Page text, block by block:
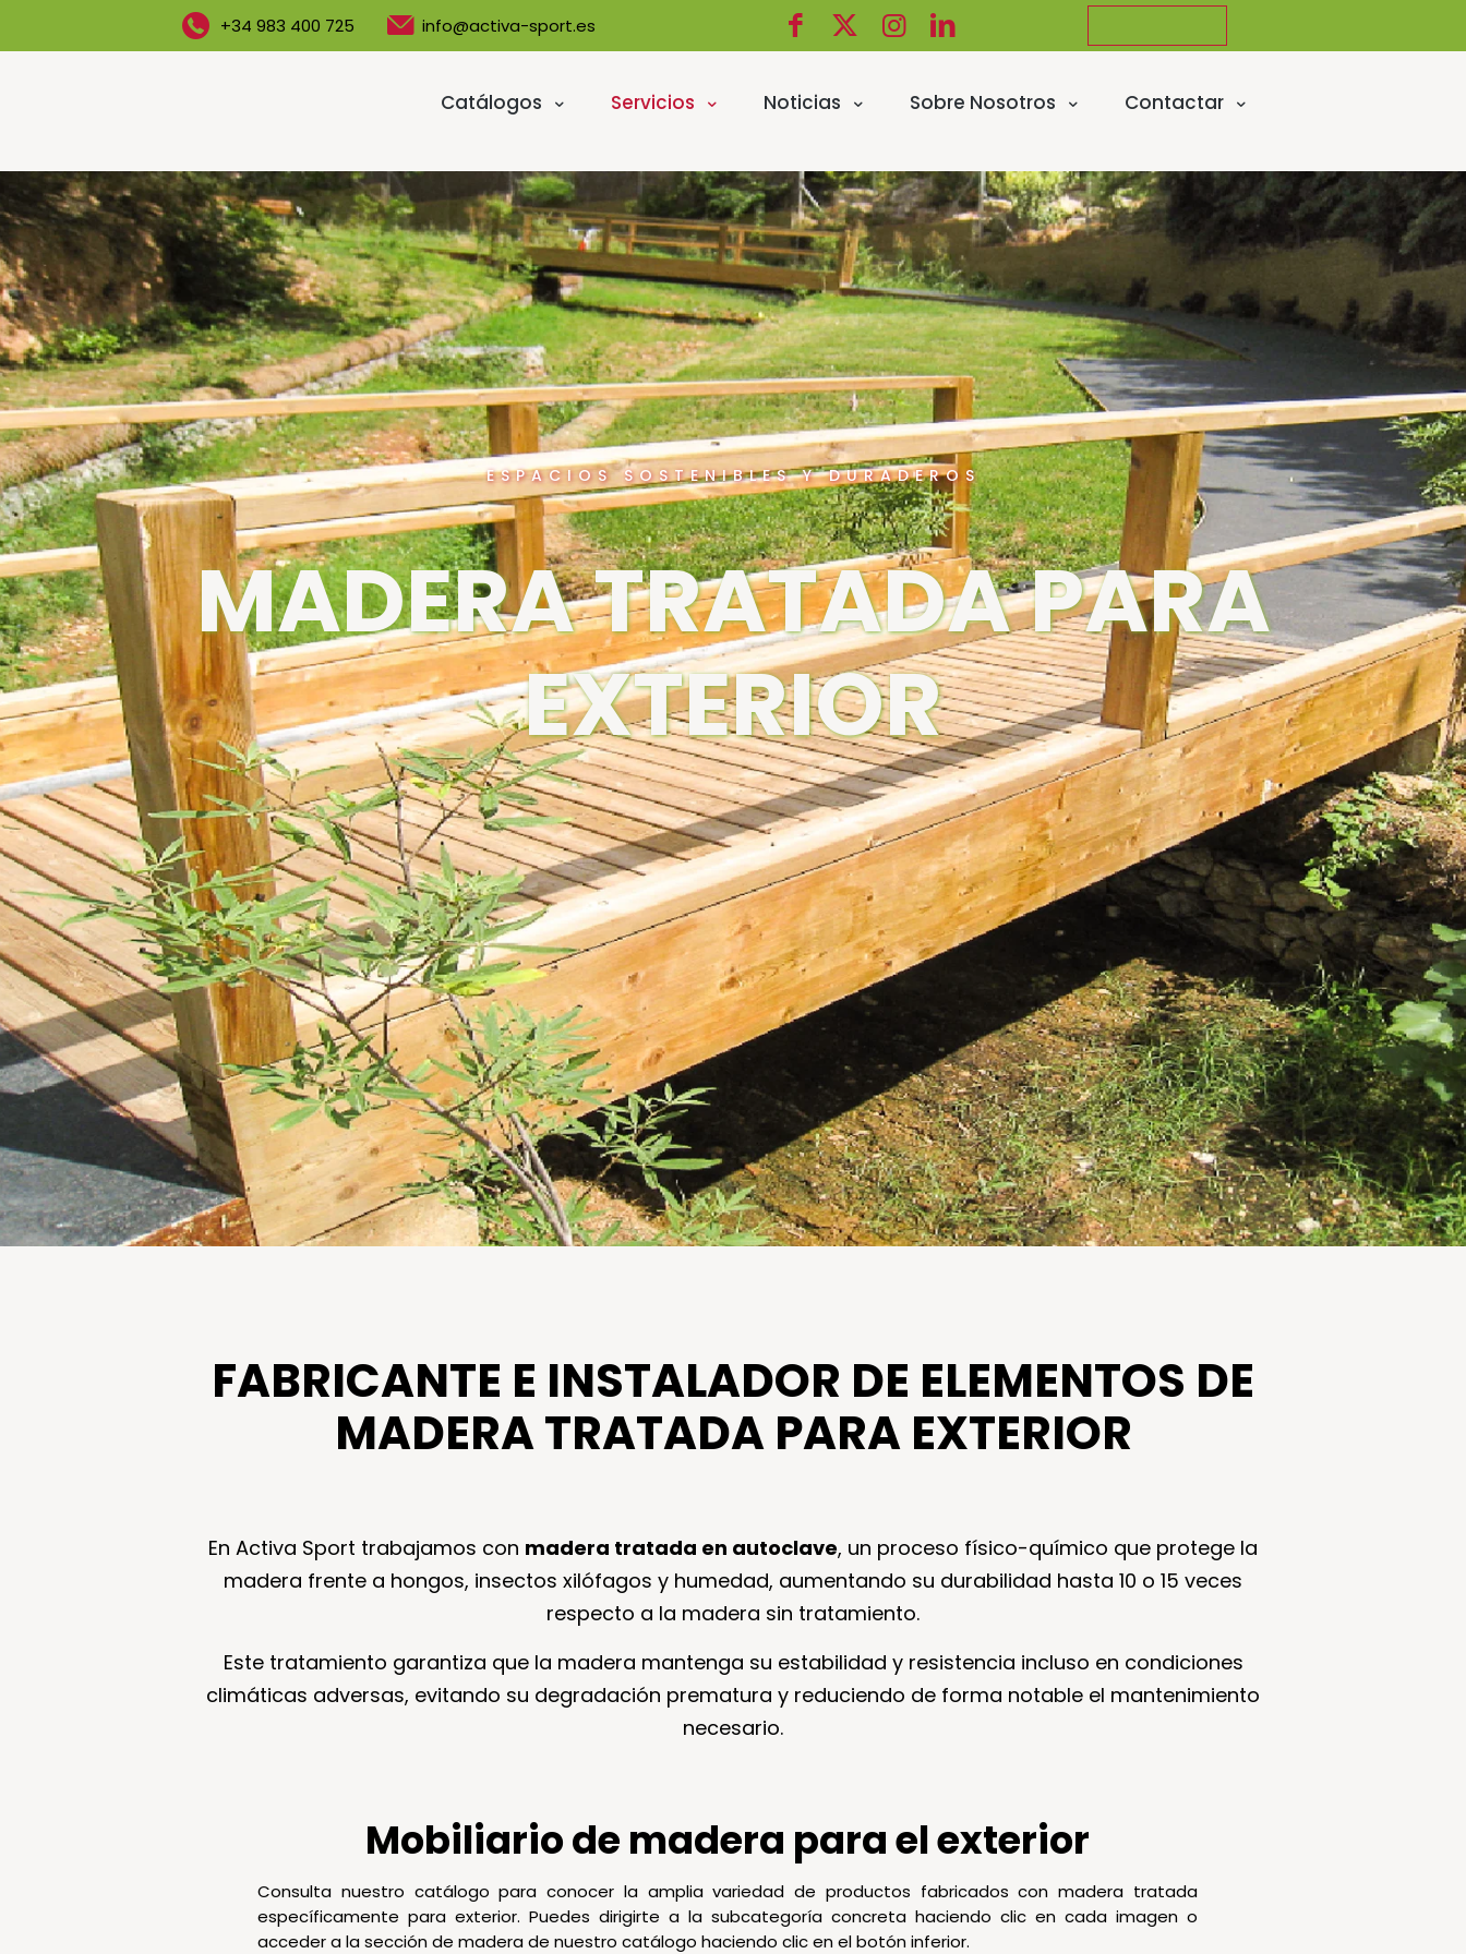
+34 983 400 725 info@activa-sport.es
Catálogos Servicios Noticias Sobre Nosotros Contactar
ESPACIOS SOSTENIBLES Y DURADEROS
MADERA TRATADA PARA
EXTERIOR
FABRICANTE E INSTALADOR DE ELEMENTOS DE
MADERA TRATADA PARA EXTERIOR
En Activa Sport trabajamos con madera tratada en autoclave, un proceso físico-químico que protege la
madera frente a hongos, insectos xilófagos y humedad, aumentando su durabilidad hasta 10 o 15 veces
respecto a la madera sin tratamiento.
Este tratamiento garantiza que la madera mantenga su estabilidad y resistencia incluso en condiciones
climáticas adversas, evitando su degradación prematura y reduciendo de forma notable el mantenimiento
necesario.
Mobiliario de madera para el exterior
Consulta nuestro catálogo para conocer la amplia variedad de productos fabricados con madera tratada
específicamente para exterior. Puedes dirigirte a la subcategoría concreta haciendo clic en cada imagen o
acceder a la sección de madera de nuestro catálogo haciendo clic en el botón inferior.